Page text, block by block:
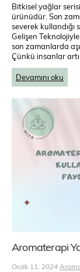
Bitkisel yağlar
ürünüdür. Son
severek
Gelişen
son zamanlarda
Çünkü insanlar
Devamını oku
Aromaterapi
Ocak 11, 2024